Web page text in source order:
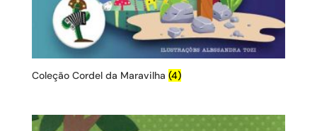
Coleção Cordel da Maravilha (4)